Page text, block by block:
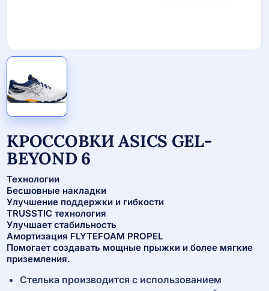
КРОССОВКИ ASICS GEL-
BEYOND 6
Технологии
Бесшовные накладки
Улучшение поддержки и гибкости
TRUSSTIC технология
Улучшает стабильность
Амортизация FLYTEFOAM PROPEL
Помогает создавать мощные прыжки и более мягкие
приземления.
Стелька производится с использованием